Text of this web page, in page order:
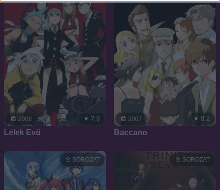
2008 7.8
Lélek Evő
2007 8.2
Baccano
SOROZAT SOROZAT